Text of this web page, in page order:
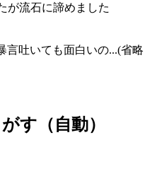
が流石に諦めました
言吐いても面白いの...(省略
す（自動）